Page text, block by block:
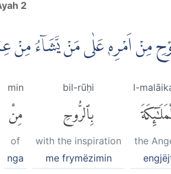
2
مِنْ اَمْرِهٖ عَلٰى مَنْ يَّشَاۤءُ مِنْ
l-
the
bil-rūḥi
بِٱلرُّوحِ
with the inspiration
me frymëzimin
min
مِنْ
of
nga